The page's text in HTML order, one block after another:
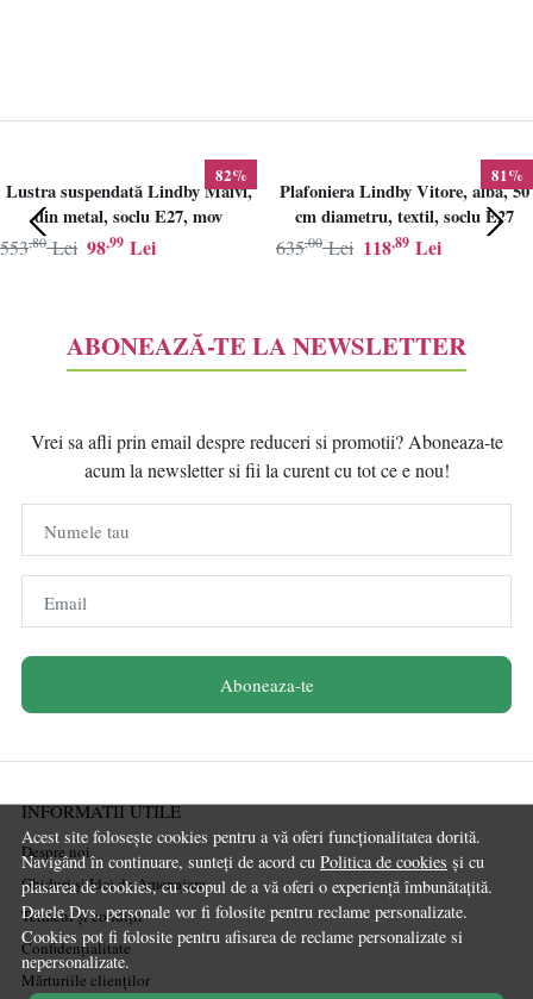
Acest site folosește cookies pentru a vă oferi funcționalitatea dorită.
Navigând în continuare, sunteți de acord cu Politica de cookies și cu
plasarea de cookies, cu scopul de a vă oferi o experiență îmbunătațită.
Datele Dvs. personale vor fi folosite pentru reclame personalizate.
Cookies pot fi folosite pentru afisarea de reclame personalizate si
nepersonalizate.
82%
Lustra suspendată Lindby Maivi,
din metal, soclu E27, mov
98,99 Lei
553,80 Lei
81%
Plafoniera Lindby Vitore, alba, 50
cm diametru, textil, soclu E27
118,89 Lei
635,00 Lei
ABONEAZĂ-TE LA NEWSLETTER
Vrei sa afli prin email despre reduceri si promotii? Aboneaza-te
acum la newsletter si fii la curent cu tot ce e nou!
Numele tau
Email
Aboneaza-te
INFORMATII UTILE
Despre noi
Ghiduri și Idei de Amenajare
Termeni și condiții
Confidențialitate
Mărturiile clienților